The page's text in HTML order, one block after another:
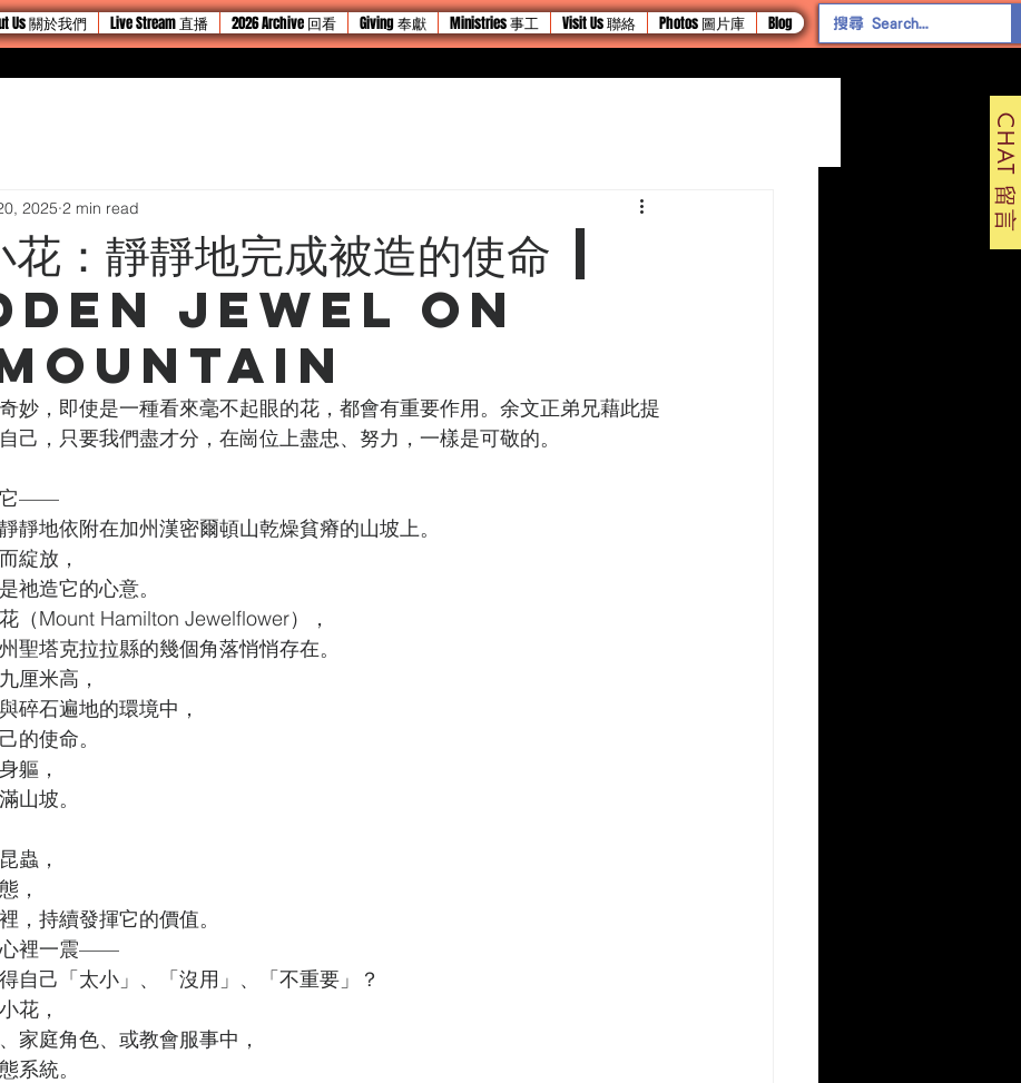
Us 關於我們 Live Stream 直播 2026 Archive 回看 Giving 奉獻 Ministries 事工 Visit Us 聯絡 Photos 圖片庫 Blog
CHAT 留言
花：靜靜地完成被造的使命 |
Jewel on
2025 2 min read
妙，即使是一種看來毫不起眼的花，都會有重要作用。余文正弟兄藉此提
己，只要我們盡才分，在崗位上盡忠、努力，一樣是可敬的。
它——
靜地依附在加州漢密爾頓山乾燥貧瘠的山坡上。
綻放，
祂造它的心意。
（Mount Hamilton Jewelflower），
聖塔克拉拉縣的幾個角落悄悄存在。
厘米高，
碎石遍地的環境中，
的使命。
軀，
山坡。
蟲，
，
，持續發揮它的價值。
心裡一震——
自己「太小」、「沒用」、「不重要」？
花，
家庭角色、或教會服事中，
系統。